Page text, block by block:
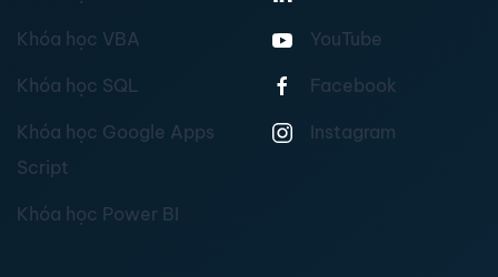
Khóa học VBA
Khóa học SQL
Khóa học Google Apps
Script
Khóa học Power BI
YouTube
Facebook
Instagram